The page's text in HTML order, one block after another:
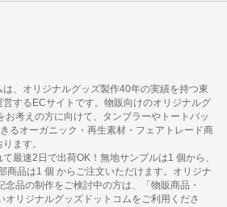
、オリジナルグッズ製作40年の実績を持つ東
するECサイトです。物販向けのオリジナルグ
お考えの方に向けて、タンブラーやトートバッ
るオーガニック・再生素材・フェアトレード商
ます。
最速2日で出荷OK！無地サンプルは1 個から、
商品は1 個 からご注文いただけます。オリジナ
念品の制作をご検討中の方は、「物販商品・
オリジナルグッズドットコムをご利用くださ